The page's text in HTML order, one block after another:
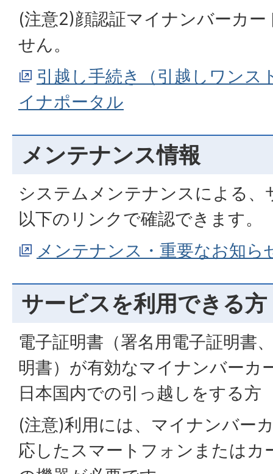
(注意2)顔認証マイナンバーカ
せん。
引越し手続き（引越しワンス
イナポータル
メンテナンス情報
システムメンテナンスによる、
以下のリンクで確認できます。
メンテナンス・重要なお知ら
サービスを利用できる方
電子証明書（署名用電子証明書
明書）が有効なマイナンバーカ
日本国内での引っ越しをする方
(注意)利用には、マイナンバー
応したスマートフォンまたはカ